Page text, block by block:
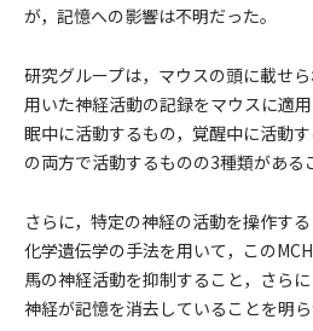
が，記憶への影響は不明だった。
研究グループは，マウスの頭に載せ
用いた神経活動の記録をマウスに適
眠中に活動するもの，覚醒中に活動
の両方で活動するものの3種類がある
さらに，特定の神経の活動を操作す
化学遺伝学の手法を用いて，この
馬の神経活動を抑制すること，さら
神経が記憶を消去していることを明ら